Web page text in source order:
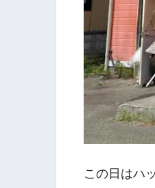
この日はハ